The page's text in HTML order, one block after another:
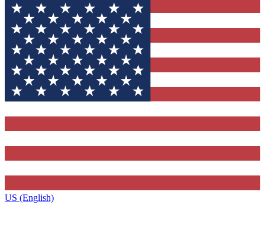
US (English)